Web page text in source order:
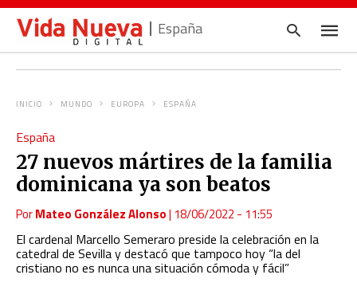
España
y
INICIO MUNDO EUROPA ESPAÑA
España
27 nuevos mártires de la familia
dominicana ya son beatos
PorMateo González Alonso| 18/06/2022 - 11:55
El cardenal Marcello Semeraro preside la celebración en la
catedral de Sevilla y destacó que tampoco hoy “la del
cristiano no es nunca una situación cómoda y fácil”